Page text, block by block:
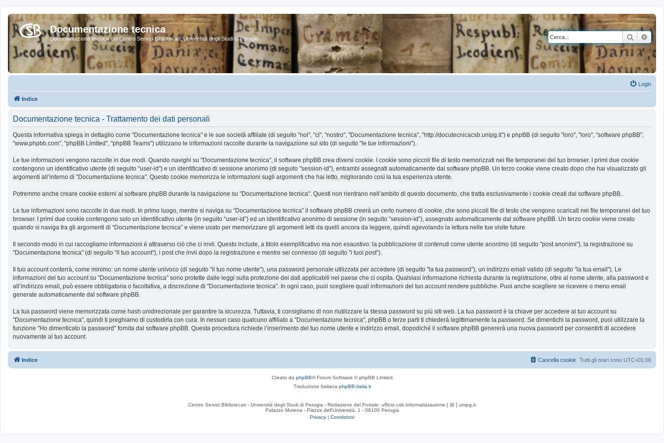
Documentazione tecnica
Documentazione tecnica del Centro Servizi Bibliotecari, Università degli Studi di Perugia Cerca
Login
Indice
Documentazione tecnica - Trattamento dei dati personali
Questa informativa spiega in dettaglio come "Documentazione tecnica" e le sue società affiliate (di seguito "noi", "ci", "nostro", "Documentazione tecnica", "http://docutecnicacsb.unipg.it") e phpBB (di seguito "loro", "loro", "software phpBB",
"www.phpbb.com", "phpBB Limited", "phpBB Teams") utilizzano le informazioni raccolte durante la navigazione sul sito (di seguito "le tue informazioni").
Le tue informazioni vengono raccolte in due modi. Quando navighi su "Documentazione tecnica", il software phpBB crea diversi cookie. I cookie sono piccoli file di testo memorizzati nei file temporanei del tuo browser. I primi due cookie
contengono un identificativo utente (di seguito "user-id") e un identificativo di sessione anonimo (di seguito "session-id"), entrambi assegnati automaticamente dal software phpBB. Un terzo cookie viene creato dopo che hai visualizzato gli
argomenti all’interno di "Documentazione tecnica". Questo cookie memorizza le informazioni sugli argomenti che hai letto, migliorando così la tua esperienza utente.
Potremmo anche creare cookie esterni al software phpBB durante la navigazione su "Documentazione tecnica". Questi non rientrano nell’ambito di questo documento, che tratta esclusivamente i cookie creati dal software phpBB.
Le tue informazioni sono raccolte in due modi. In primo luogo, mentre si naviga su “Documentazione tecnica” il software phpBB creerà un certo numero di cookie, che sono piccoli file di testo che vengono scaricati nei file temporanei del tuo
browser. I primi due cookie contengono solo un identificativo utente (in seguito “user-id”) ed un identificativo anonimo di sessione (in seguito “session-id”), assegnato automaticamente dal software phpBB. Un terzo cookie viene creato
quando si naviga tra gli argomenti di “Documentazione tecnica” e viene usato per memorizzare gli argomenti letti da quelli ancora da leggere, quindi agevolando la lettura nelle tue visite future.
Il secondo modo in cui raccogliamo informazioni è attraverso ciò che ci invii. Questo include, a titolo esemplificativo ma non esaustivo: la pubblicazione di contenuti come utente anonimo (di seguito "post anonimi"), la registrazione su
"Documentazione tecnica" (di seguito "il tuo account"), i post che invii dopo la registrazione e mentre sei connesso (di seguito "i tuoi post").
Il tuo account conterrà, come minimo: un nome utente univoco (di seguito "il tuo nome utente"), una password personale utilizzata per accedere (di seguito "la tua password"), un indirizzo email valido (di seguito "la tua email"). Le
informazioni del tuo account su "Documentazione tecnica" sono protette dalle leggi sulla protezione dei dati applicabili nel paese che ci ospita. Qualsiasi informazione richiesta durante la registrazione, oltre al nome utente, alla password e
all’indirizzo email, può essere obbligatoria o facoltativa, a discrezione di "Documentazione tecnica". In ogni caso, puoi scegliere quali informazioni del tuo account rendere pubbliche. Puoi anche scegliere se ricevere o meno email
generate automaticamente dal software phpBB.
La tua password viene memorizzata come hash unidirezionale per garantire la sicurezza. Tuttavia, ti consigliamo di non riutilizzare la stessa password su più siti web. La tua password è la chiave per accedere al tuo account su
"Documentazione tecnica", quindi ti preghiamo di custodirla con cura. In nessun caso qualcuno affiliato a "Documentazione tecnica", phpBB o terze parti ti chiederà legittimamente la password. Se dimentichi la password, puoi utilizzare la
funzione "Ho dimenticato la password" fornita dal software phpBB. Questa procedura richiede l’inserimento del tuo nome utente e indirizzo email, dopodiché il software phpBB genererà una nuova password per consentirti di accedere
nuovamente al tuo account.
Indice Tutti gli orari sono UTC+01:00
Cancella cookie
Creato da phpBB® Forum Software © phpBB Limited
Traduzione Italiana phpBB-Italia.it
Centro Servizi Bibliotecari - Università degli Studi di Perugia - Redazione del Portale: ufficio.csb.informatizzazione [ @ ] unipg.it
Palazzo Murena - Piazza dell'Università, 1 - 06100 Perugia
Privacy | Condizioni